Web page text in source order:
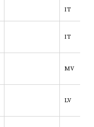
IT
IT
MV
LV